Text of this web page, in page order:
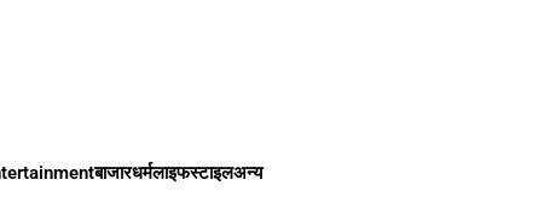
बाजारधर्मलाइफस्टाइलअन्य